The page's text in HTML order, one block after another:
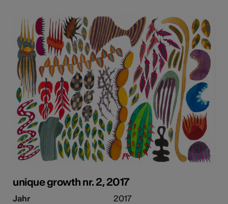
unique growth nr. 2, 2017
Jahr
2017